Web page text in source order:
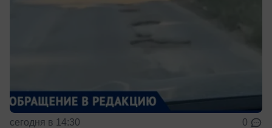
сегодня в 14:30 0